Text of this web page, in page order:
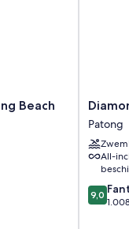
Beach
Cliff
Resort
&
Spa,
Patong
Beach
Patong
Patong
All-
9.0
van
9,0